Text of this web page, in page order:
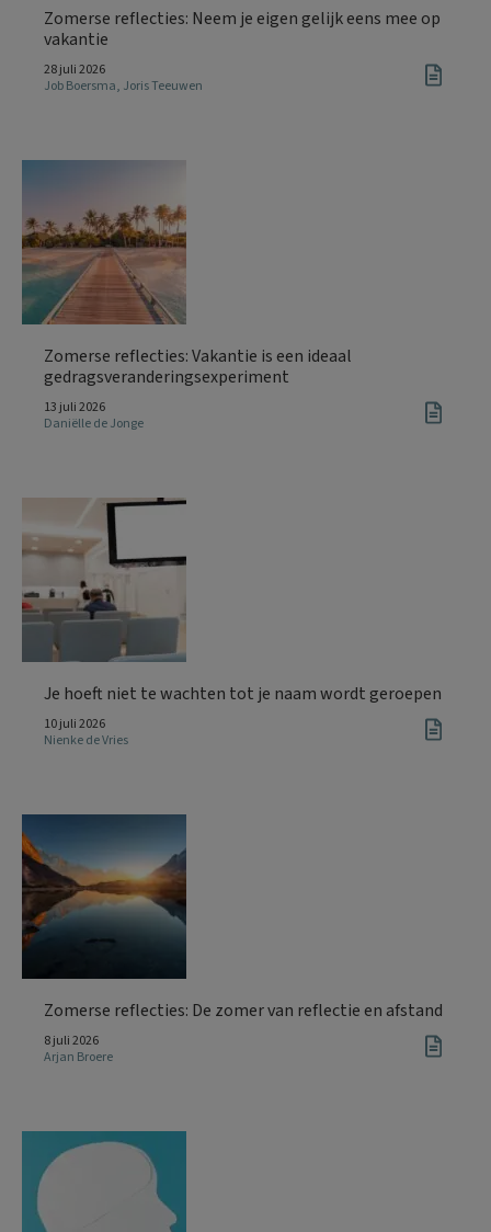
Zomerse reflecties: Neem je eigen gelijk eens mee op
vakantie
28 juli 2026
Job Boersma, Joris Teeuwen
Zomerse reflecties: Vakantie is een ideaal
gedragsveranderingsexperiment
13 juli 2026
Daniëlle de Jonge
Je hoeft niet te wachten tot je naam wordt geroepen
10 juli 2026
Nienke de Vries
Zomerse reflecties: De zomer van reflectie en afstand
8 juli 2026
Arjan Broere